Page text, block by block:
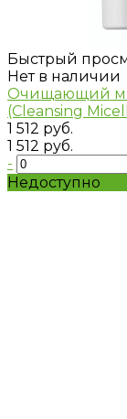
Быстрый
Нет в наличии
Очищающий
(Cleansing
1 512 руб.
1 512 руб.
-
Недоступно